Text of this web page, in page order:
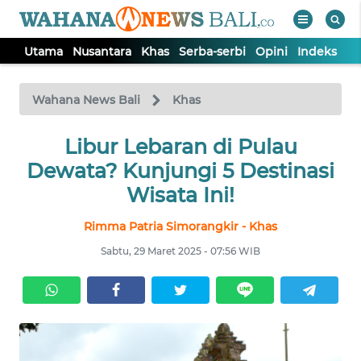
Utama Nusantara Khas Serba-serbi Opini Indeks
Wahana News Bali Khas
Libur Lebaran di Pulau
Dewata? Kunjungi 5 Destinasi
Wisata Ini!
Rimma Patria Simorangkir - Khas
Sabtu, 29 Maret 2025 - 07:56 WIB
TV
Tutup
SERBA-
SERBI